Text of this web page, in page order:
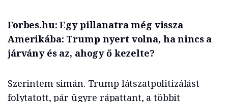
Forbes.hu: Egy pillanatra még vissza
Amerikába: Trump nyert volna, ha nincs a
járvány és az, ahogy ő kezelte?
Szerintem simán. Trump látszatpolitizálást
folytatott, pár ügyre rápattant, a többit